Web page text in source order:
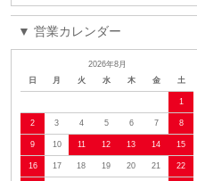
▼ 営業カレンダー
2026年8月
日
月 火 水 木 金 土
1
2 3 4 5 6 7 8
9 10 11 12 13 14 15
16 17 18 19 20 21 22